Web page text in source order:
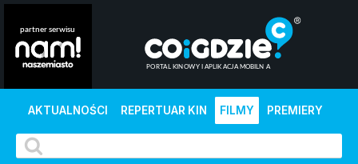
AKTUALNOŚCI REPERTUAR KIN FILMY PREMIERY